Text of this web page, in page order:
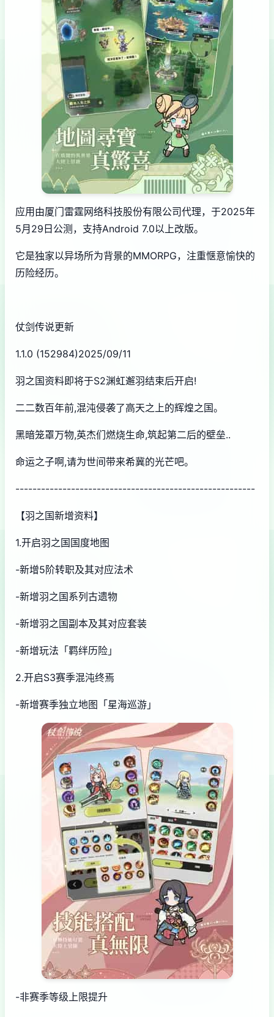
应用由厦门雷霆网络科技股份有限公司代理，于2025年
5月29日公测，支持Android 7.0以上改版。
它是独家以异场所为背景的MMORPG，注重惬意愉快的
历险经历。
仗剑传说更新
1.1.0 (152984)2025/09/11
羽之国资料即将于S2渊虹邂羽结束后开启!
二二数百年前,混沌侵袭了高天之上的辉煌之国。
黑暗笼罩万物,英杰们燃烧生命,筑起第二后的壁垒..
命运之子啊,请为世间带来希冀的光芒吧。
--------------------------------------------------------
【羽之国新增资料】
1.开启羽之国国度地图
-新增5阶转职及其对应法术
-新增羽之国系列古遗物
-新增羽之国副本及其对应套装
-新增玩法「羁绊历险」
2.开启S3赛季混沌终焉
-新增赛季独立地图「星海巡游」
-非赛季等级上限提升